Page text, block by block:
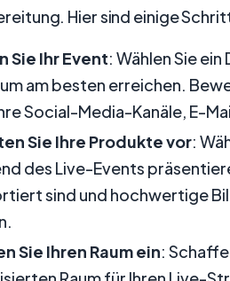
Hier sind einige
Sie Ihr Event: Wählen Sie
am besten erreichen.
Social-Media-Kanäle, E-
Sie Ihre Produkte vor:
des Live-Events
sind und hochwertige
Sie Ihren Raum ein: